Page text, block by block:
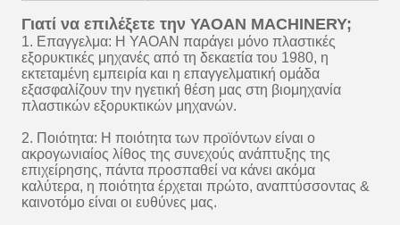
Γιατί να επιλέξετε την YAOAN MACHINERY;
1. Επαγγελμα: Η YAOAN παράγει μόνο πλαστικές
εξορυκτικές μηχανές από τη δεκαετία του 1980, η
εκτεταμένη εμπειρία και η επαγγελματική ομάδα
εξασφαλίζουν την ηγετική θέση μας στη βιομηχανία
πλαστικών εξορυκτικών μηχανών.
2. Ποιότητα: Η ποιότητα των προϊόντων είναι ο
ακρογωνιαίος λίθος της συνεχούς ανάπτυξης της
επιχείρησης, πάντα προσπαθεί να κάνει ακόμα
καλύτερα, η ποιότητα έρχεται πρώτο, αναπτύσσοντας &
καινοτόμο είναι οι ευθύνες μας.